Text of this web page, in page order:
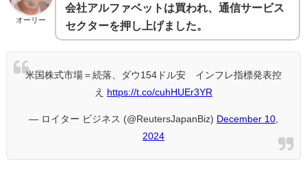
オーリー
会社アルファベットは買われ、通信サービス
セクターを押し上げました。
米国株式市場＝続落、ダウ154ドル安 インフレ指標発表控
え https://t.co/cuhHUEr3YR
— ロイター ビジネス (@ReutersJapanBiz) December 10,
2024